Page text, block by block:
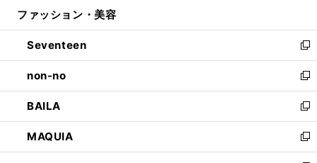
開
く
ウ
で
開
く
ン
ド
ウ
で
開
く
ファッション・美容
Seventeen
新
し
い
ウ
ィ
ン
ド
ウ
non-no
新
し
い
ウ
ィ
ン
BAILA
新
し
い
ウ
MAQUIA
新
し